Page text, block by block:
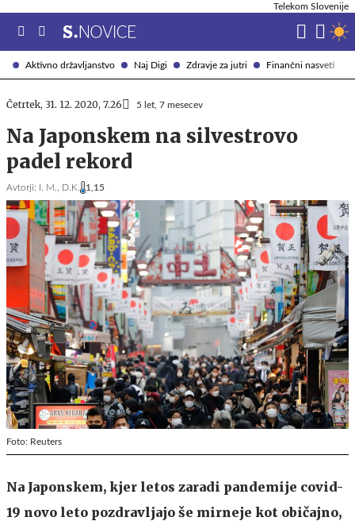
Aktivno državljanstvo Naj Digi Zdravje za jutri Finančni nasveti
Telekom Slovenije
Četrtek, 31. 12. 2020, 7.26 5 let, 7 mesecev
Na Japonskem na silvestrovo
padel rekord
Avtorji: I. M., D.K. 1,15
Foto: Reuters
Na Japonskem, kjer letos zaradi pandemije covid-
19 novo leto pozdravljajo še mirneje kot običajno,